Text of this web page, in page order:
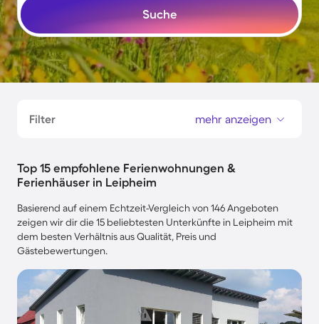
Suche
Filter mehr anzeigen
Top 15 empfohlene Ferienwohnungen &
Ferienhäuser in Leipheim
Basierend auf einem Echtzeit-Vergleich von 146 Angeboten
zeigen wir dir die 15 beliebtesten Unterkünfte in Leipheim mit
dem besten Verhältnis aus Qualität, Preis und
Gästebewertungen.